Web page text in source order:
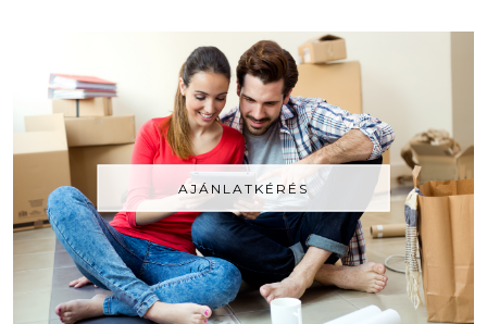
AJÁNLATKÉRÉS